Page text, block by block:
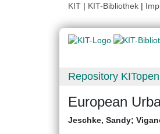
KIT | KIT-Bibliothek |
Repository KITopen
European
Jeschke, Sandy;